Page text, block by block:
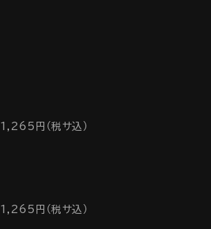
1,265円（税サ込）
1,265円（税サ込）